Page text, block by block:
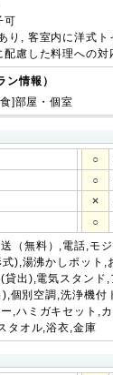
可
り, 客室内に洋式
配慮した料理への対
ン情報）
]部屋・個室
○
○
×
○
（無料）,電話,モ
),湯沸かしポット,
貸出),電気スタンド
個別空調,洗浄機付
,ハミガキセット,
タオル,浴衣,金庫